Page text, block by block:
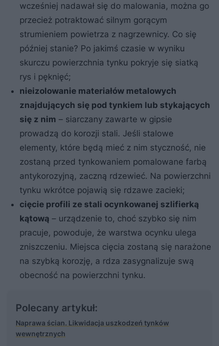
wcześniej nadawał się do malowania, można go
przecież potraktować silnym gorącym
strumieniem powietrza z nagrzewnicy. Co się
później stanie? Po jakimś czasie w wyniku
skurczu powierzchnia tynku pokryje się siatką
rys i pęknięć;
nieizolowanie materiałów metalowych
znajdujących się pod tynkiem lub stykających
się z nim – siarczany zawarte w gipsie
prowadzą do korozji stali. Jeśli stalowe
elementy, które będą mieć z nim styczność, nie
zostaną przed tynkowaniem pomalowane farbą
antykorozyjną, zaczną rdzewieć. Na powierzchni
tynku wkrótce pojawią się rdzawe zacieki;
cięcie profili ze stali ocynkowanej szlifierką
kątową – urządzenie to, choć szybko się nim
pracuje, powoduje, że warstwa ocynku ulega
zniszczeniu. Miejsca cięcia zostaną się narażone
na szybką korozję, a rdza zasygnalizuje swą
obecność na powierzchni tynku.
Polecany artykuł:
Naprawa ścian. Likwidacja uszkodzeń tynków
wewnętrznych